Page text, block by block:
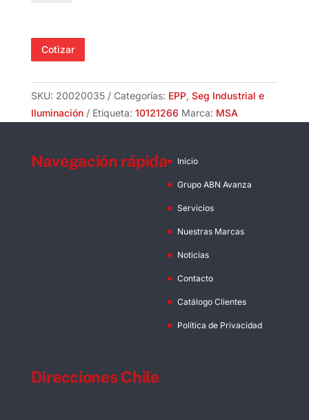
para
Cascos
Gorra
cantidad
Cotizar
SKU: 20020035 Categorías: EPP, Seg Industrial e
Iluminación
Etiqueta: 10121266 Marca: MSA
Navegación rápida Inicio
Grupo ABN Avanza
Servicios
Nuestras Marcas
Noticias
Contacto
Catálogo Clientes
Política de Privacidad
Direcciones Chile